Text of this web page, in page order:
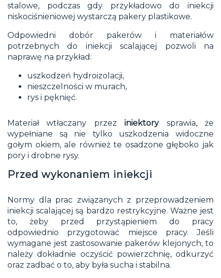
stalowe, podczas gdy przykładowo do iniekcji
niskociśnieniowej wystarczą pakery plastikowe.
Odpowiedni dobór pakerów i materiałów
potrzebnych do iniekcji scalającej pozwoli na
naprawę na przykład:
uszkodzeń hydroizolacji,
nieszczelności w murach,
rys i pęknięć.
Materiał wtłaczany przeziniektorysprawia, że
wypełniane są nie tylko uszkodzenia widoczne
gołym okiem, ale również te osadzone głęboko jak
pory i drobne rysy.
Przed wykonaniem iniekcji
Normy dla prac związanych z przeprowadzeniem
iniekcji scalającej są bardzo restrykcyjne. Ważne jest
to, żeby przed przystąpieniem do pracy
odpowiednio przygotować miejsce pracy. Jeśli
wymagane jest zastosowanie pakerów klejonych, to
należy dokładnie oczyścić powierzchnię, odkurzyć
oraz zadbać o to, aby była sucha i stabilna.